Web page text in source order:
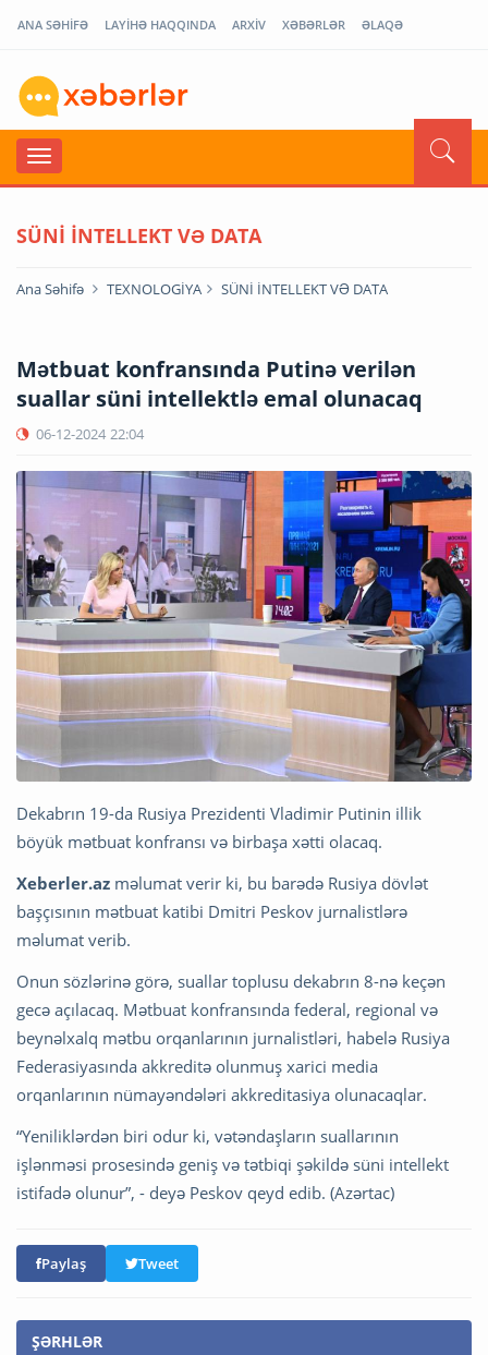
ANA SƏHİFƏ LAYİHƏ HAQQINDA ARXİV XƏBƏRLƏR ƏLAQƏ
SÜNİ İNTELLEKT VƏ DATA
Ana Səhifə TEXNOLOGİYA SÜNİ İNTELLEKT VƏ DATA
Mətbuat konfransında Putinə verilən
suallar süni intellektlə emal olunacaq
06-12-2024 22:04
Dekabrın 19-da Rusiya Prezidenti Vladimir Putinin illik
böyük mətbuat konfransı və birbaşa xətti olacaq.
Xeberler.az məlumat verir ki, bu barədə Rusiya dövlət
başçısının mətbuat katibi Dmitri Peskov jurnalistlərə
məlumat verib.
Onun sözlərinə görə, suallar toplusu dekabrın 8-nə keçən
gecə açılacaq. Mətbuat konfransında federal, regional və
beynəlxalq mətbu orqanlarının jurnalistləri, habelə Rusiya
Federasiyasında akkreditə olunmuş xarici media
orqanlarının nümayəndələri akkreditasiya olunacaqlar.
“Yeniliklərdən biri odur ki, vətəndaşların suallarının
işlənməsi prosesində geniş və tətbiqi şəkildə süni intellekt
istifadə olunur”, - deyə Peskov qeyd edib. (Azərtac)
Paylaş Tweet
ŞƏRHLƏR